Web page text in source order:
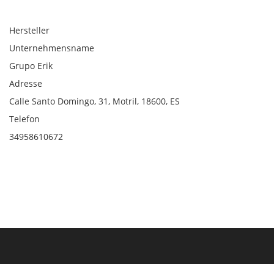
Hersteller
Unternehmensname
Grupo Erik
Adresse
Calle Santo Domingo, 31, Motril, 18600, ES
Telefon
34958610672